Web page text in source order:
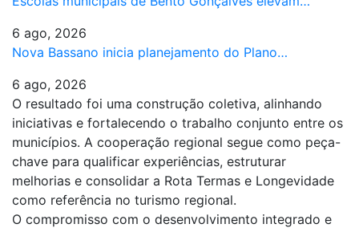
6 ago, 2026
Nova Bassano inicia planejamento do Plano…
6 ago, 2026
O resultado foi uma construção coletiva, alinhando
iniciativas e fortalecendo o trabalho conjunto entre os
municípios. A cooperação regional segue como peça-
chave para qualificar experiências, estruturar
melhorias e consolidar a Rota Termas e Longevidade
como referência no turismo regional.
O compromisso com o desenvolvimento integrado e